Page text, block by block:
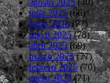
julio 2025(66)
junio 2025(77)
mayo 2025(78)
abril 2025(69)
marzo 2025(77)
febrero 2025(70)
enero 2025(71)